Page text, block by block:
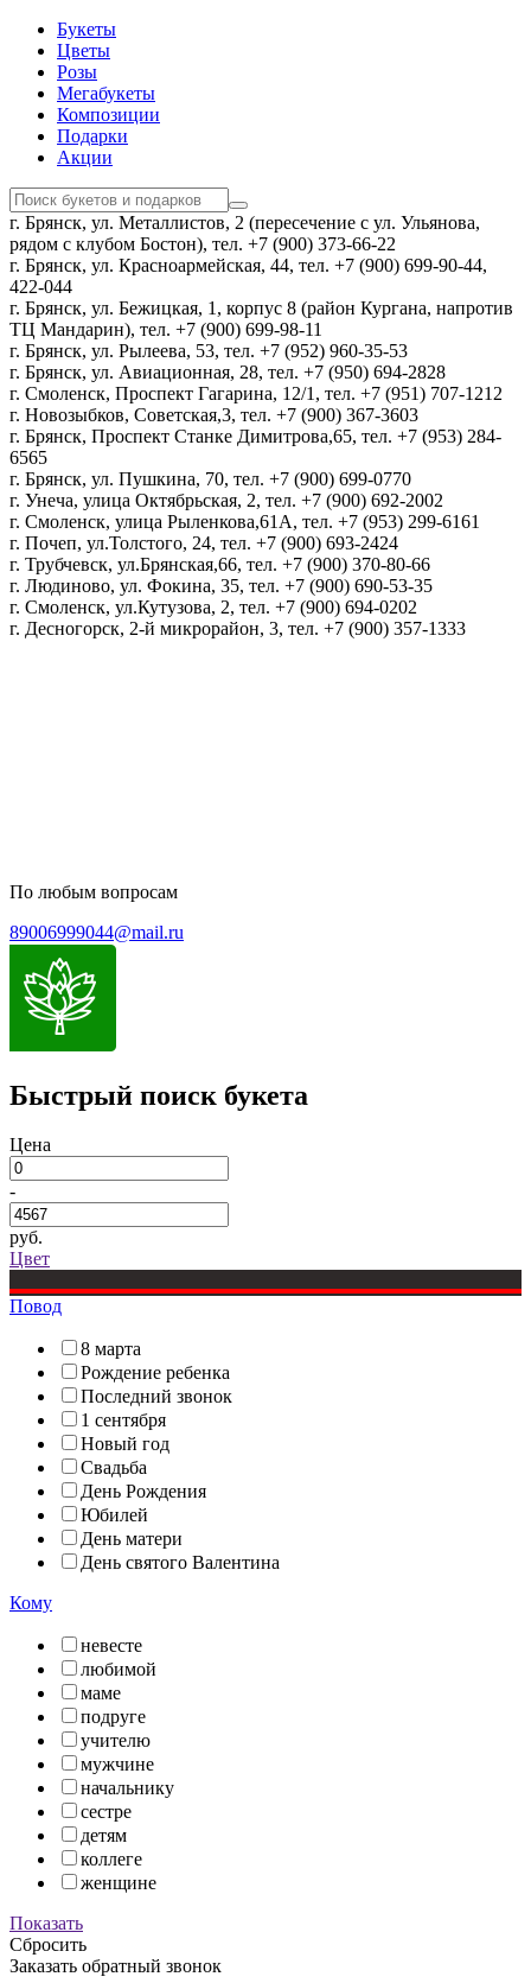
Букеты
Цветы
Розы
Мегабукеты
Композиции
Подарки
Акции
г. Брянск, ул. Металлистов, 2 (пересечение с ул. Ульянова,
рядом с клубом Бостон), тел. +7 (900) 373-66-22
г. Брянск, ул. Красноармейская, 44, тел. +7 (900) 699-90-44,
422-044
г. Брянск, ул. Бежицкая, 1, корпус 8 (район Кургана, напротив
ТЦ Мандарин), тел. +7 (900) 699-98-11
г. Брянск, ул. Рылеева, 53, тел. +7 (952) 960-35-53
г. Брянск, ул. Авиационная, 28, тел. +7 (950) 694-2828
г. Смоленск, Проспект Гагарина, 12/1, тел. +7 (951) 707-1212
г. Новозыбков, Советская,3, тел. +7 (900) 367-3603
г. Брянск, Проспект Станке Димитрова,65, тел. +7 (953) 284-
6565
г. Брянск, ул. Пушкина, 70, тел. +7 (900) 699-0770
г. Унеча, улица Октябрьская, 2, тел. +7 (900) 692-2002
г. Смоленск, улица Рыленкова,61А, тел. +7 (953) 299-6161
г. Почеп, ул.Толстого, 24, тел. +7 (900) 693-2424
г. Трубчевск, ул.Брянская,66, тел. +7 (900) 370-80-66
г. Людиново, ул. Фокина, 35, тел. +7 (900) 690-53-35
г. Смоленск, ул.Кутузова, 2, тел. +7 (900) 694-0202
г. Десногорск, 2-й микрорайон, 3, тел. +7 (900) 357-1333
По любым вопросам
89006999044@mail.ru
Быстрый поиск букета
Цена
-
руб.
Цвет
Повод
8 марта
Рождение ребенка
Последний звонок
1 сентября
Новый год
Свадьба
День Рождения
Юбилей
День матери
День святого Валентина
Кому
невесте
любимой
маме
подруге
учителю
мужчине
начальнику
сестре
детям
коллеге
женщине
Показать
Сбросить
Заказать обратный звонок